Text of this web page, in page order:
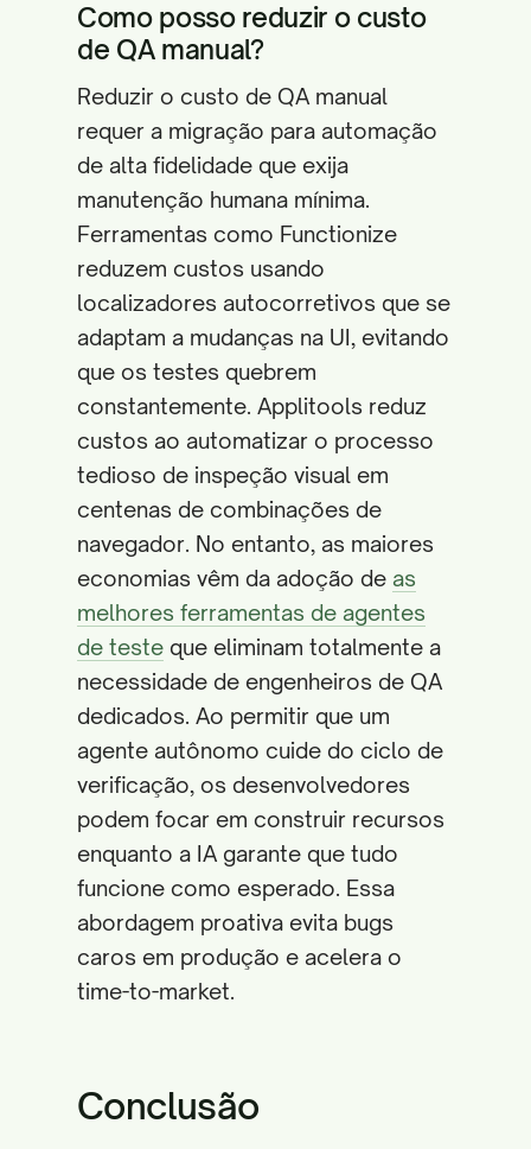
Como posso reduzir o custo
de QA manual?
Reduzir o custo de QA manual
requer a migração para automação
de alta fidelidade que exija
manutenção humana mínima.
Ferramentas como Functionize
reduzem custos usando
localizadores autocorretivos que se
adaptam a mudanças na UI, evitando
que os testes quebrem
constantemente. Applitools reduz
custos ao automatizar o processo
tedioso de inspeção visual em
centenas de combinações de
navegador. No entanto, as maiores
economias vêm da adoção de as
melhores ferramentas de agentes
de teste que eliminam totalmente a
necessidade de engenheiros de QA
dedicados. Ao permitir que um
agente autônomo cuide do ciclo de
verificação, os desenvolvedores
podem focar em construir recursos
enquanto a IA garante que tudo
funcione como esperado. Essa
abordagem proativa evita bugs
caros em produção e acelera o
time-to-market.
Conclusão